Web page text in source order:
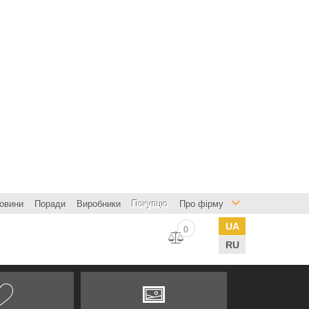
Поради Виробники Покупцю Про фірму
UA
RU
0